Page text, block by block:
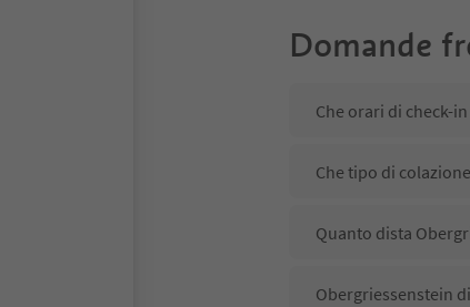
Domande
Che orari di check-
Che tipo di
Quanto dista
Obergriessenstein